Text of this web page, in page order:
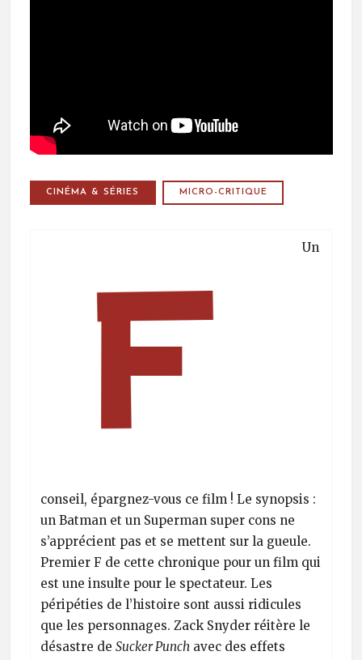
CINÉMA & SÉRIES MICRO-CRITIQUE
Un
conseil, épargnez-vous ce film ! Le synopsis :
un Batman et un Superman super cons ne
s’apprécient pas et se mettent sur la gueule.
Premier F de cette chronique pour un film qui
est une insulte pour le spectateur. Les
péripéties de l’histoire sont aussi ridicules
que les personnages. Zack Snyder réitère le
désastre de Sucker Punchavec des effets